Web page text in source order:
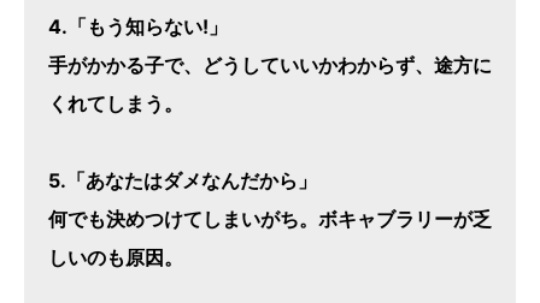
4.「もう知らない!」
手がかかる子で、どうしていいかわからず、途方に
くれてしまう。
5.「あなたはダメなんだから」
何でも決めつけてしまいがち。ボキャブラリーが乏
しいのも原因。